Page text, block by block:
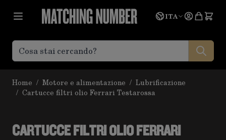
Lingua
ITA
Home / Motore e alimentazione / Lubrificazione
/ Cartucce filtri olio Ferrari Testarossa
CARTUCCE FILTRI OLIO FERRARI